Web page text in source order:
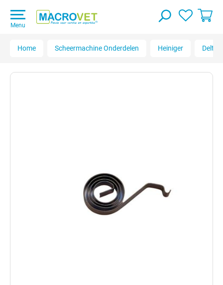
Menu
Home Scheermachine Onderdelen Heiniger Delta